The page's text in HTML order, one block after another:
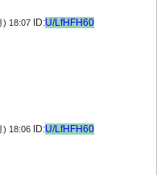
) 18:07 ID:U/LfHFH60
) 18:06 ID:U/LfHFH60